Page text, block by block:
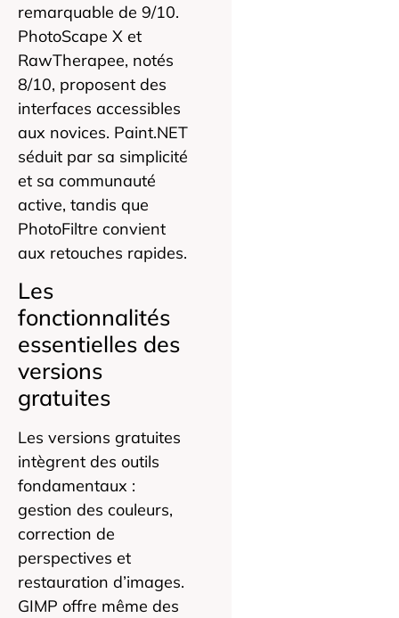
remarquable de 9/10.
PhotoScape X et
RawTherapee, notés
8/10, proposent des
interfaces accessibles
aux novices. Paint.NET
séduit par sa simplicité
et sa communauté
active, tandis que
PhotoFiltre convient
aux retouches rapides.
Les
fonctionnalités
essentielles des
versions
gratuites
Les versions gratuites
intègrent des outils
fondamentaux :
gestion des couleurs,
correction de
perspectives et
restauration d’images.
GIMP offre même des